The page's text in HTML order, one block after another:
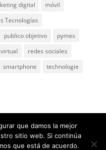
digital
móvil
Tecnologías
publico objetivo
pymes
redes sociales
smartphone
technologie
que damos la mejor
sitio web. Si continúa
que está de acuerdo.